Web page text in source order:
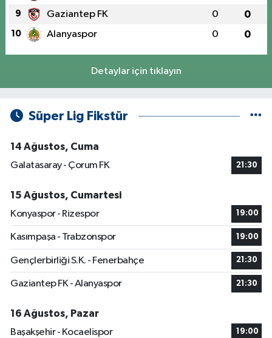
9 Gaziantep FK 0 0
10 Alanyaspor 0 0
Detaylar için tıklayın
Süper Lig Fikstür
14 Ağustos, Cuma
Galatasaray - Çorum FK
21:30
15 Ağustos, Cumartesi
Konyaspor - Rizespor
19:00
Kasımpaşa - Trabzonspor 19:00
Gençlerbirliği S.K. - Fenerbahçe 21:30
Gaziantep FK - Alanyaspor 21:30
16 Ağustos, Pazar
Başakşehir - Kocaelispor
19:00